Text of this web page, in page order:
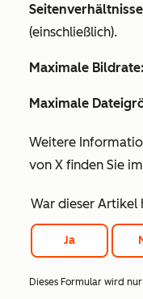
(einschließlich).
Maximale Bildrate:
Maximale
Weitere
von X finden Sie
War dieser Artikel
Ja
Dieses Formular wird